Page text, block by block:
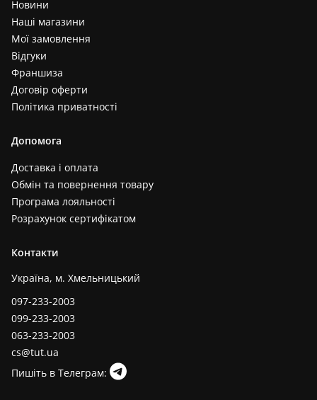
Новини
Наші магазини
Мої замовлення
Відгуки
Франшиза
Договір оферти
Політика приватності
Допомога
Доставка і оплата
Обмін та повернення товару
Програма лояльності
Розрахунок сертифікатом
Контакти
Україна, м. Хмельницький
097-233-2003
099-233-2003
063-233-2003
cs@tut.ua
Пишіть в Телеграм: